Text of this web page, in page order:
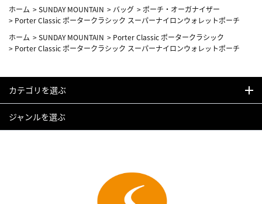
ホーム >SUNDAY MOUNTAIN > バッグ > ポーチ・オーガナイザー
> Porter Classic ポータークラシック スーパーナイロンウォレットポーチ
ホーム >SUNDAY MOUNTAIN > Porter Classic ポータークラシック
> Porter Classic ポータークラシック スーパーナイロンウォレットポーチ
カテゴリを選ぶ
ジャンルを選ぶ